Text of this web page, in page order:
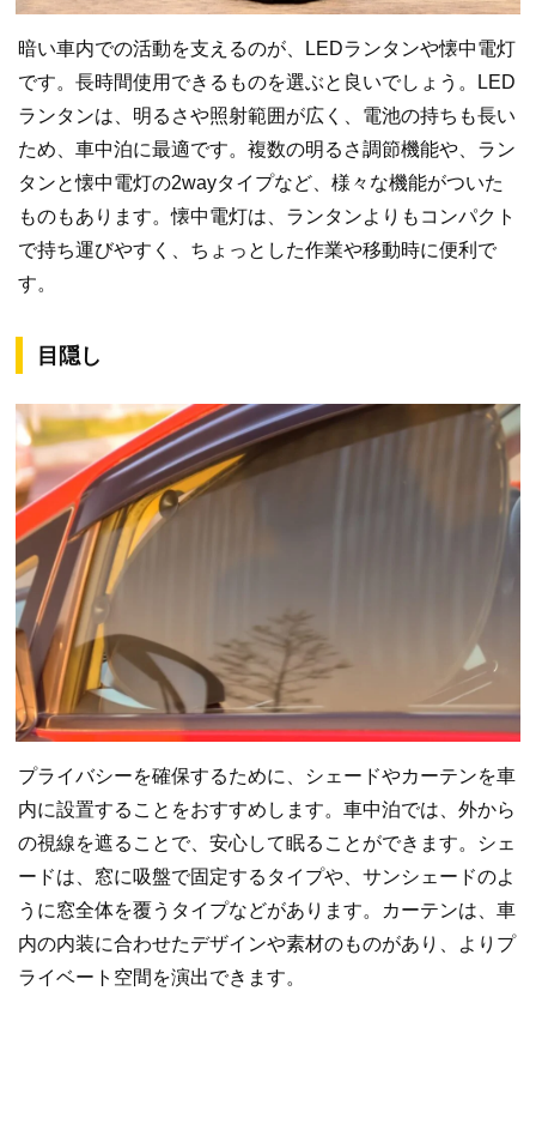
暗い車内での活動を支えるのが、LEDランタンや懐中電灯
です。長時間使用できるものを選ぶと良いでしょう。LED
ランタンは、明るさや照射範囲が広く、電池の持ちも長い
ため、車中泊に最適です。複数の明るさ調節機能や、ラン
タンと懐中電灯の2wayタイプなど、様々な機能がついた
ものもあります。懐中電灯は、ランタンよりもコンパクト
で持ち運びやすく、ちょっとした作業や移動時に便利で
す。
目隠し
プライバシーを確保するために、シェードやカーテンを車
内に設置することをおすすめします。車中泊では、外から
の視線を遮ることで、安心して眠ることができます。シェ
ードは、窓に吸盤で固定するタイプや、サンシェードのよ
うに窓全体を覆うタイプなどがあります。カーテンは、車
内の内装に合わせたデザインや素材のものがあり、よりプ
ライベート空間を演出できます。